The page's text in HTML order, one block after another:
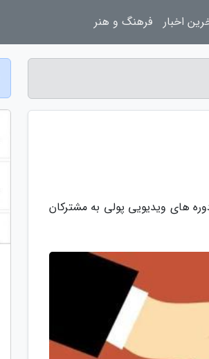
های ویدیویی پولی به مشترکان
اخبار فرهنگ و هنر